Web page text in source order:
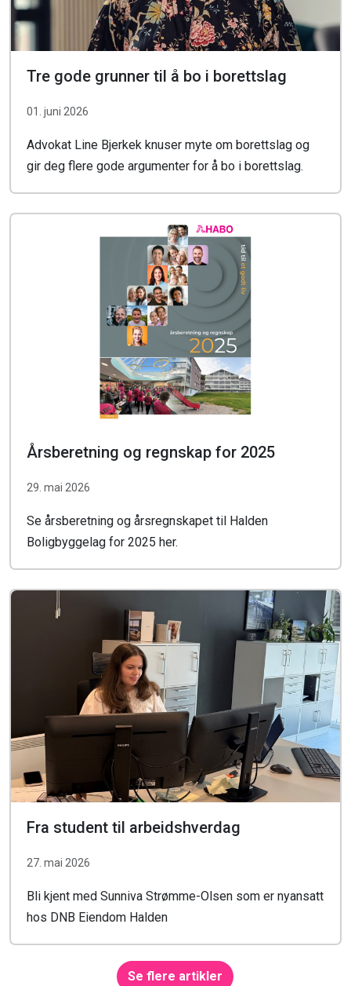
Tre gode grunner til å bo i borettslag
01. juni 2026
Advokat Line Bjerkek knuser myte om borettslag og
gir deg flere gode argumenter for å bo i borettslag.
Årsberetning og regnskap for 2025
29. mai 2026
Se årsberetning og årsregnskapet til Halden
Boligbyggelag for 2025 her.
Fra student til arbeidshverdag
27. mai 2026
Bli kjent med Sunniva Strømme-Olsen som er nyansatt
hos DNB Eiendom Halden
Se flere artikler